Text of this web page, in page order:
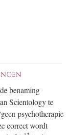
benaming
Scientology te
psychotherapie
correct wordt